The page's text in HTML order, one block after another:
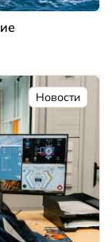
Новости